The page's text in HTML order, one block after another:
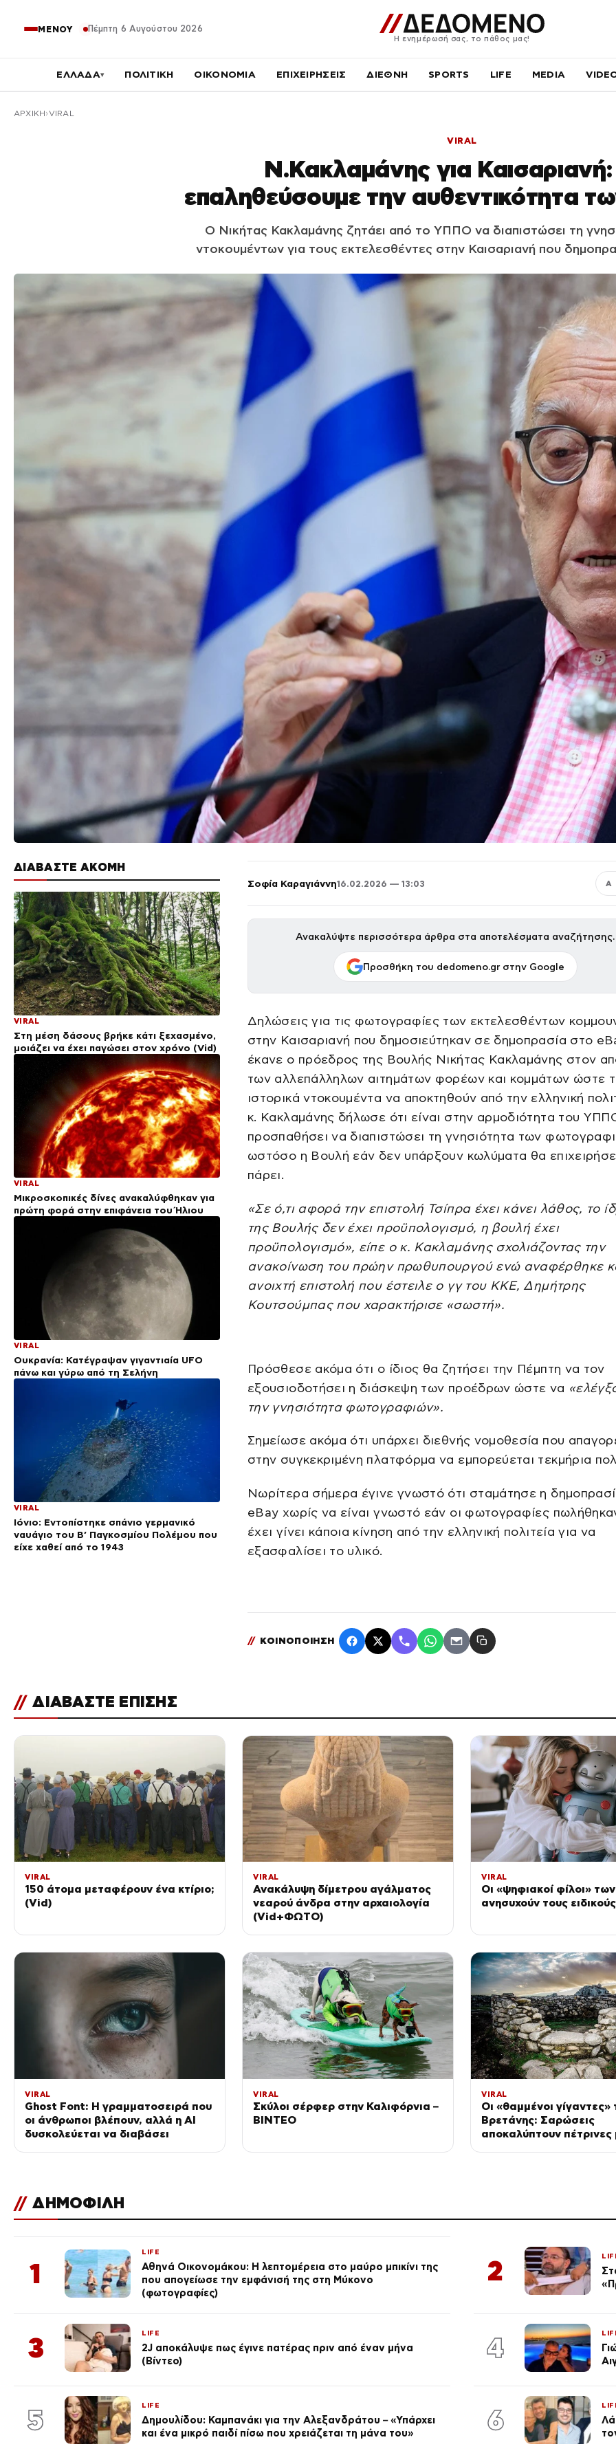
ΜΕΝΟΥ Πέμπτη 6 Αυγούστου 2026
Η ενημέρωσή σας, το πάθος μας!
ΕΛΛΑΔΑ▾ ΠΟΛΙΤΙΚΗ ΟΙΚΟΝΟΜΙΑ ΕΠΙΧΕΙΡΗΣΕΙΣ ΔΙΕΘΝΗ SPORTS LIFE MEDIA
ΑΡΧΙΚΉ VIRAL
VIRAL
Ν.Κακλαμάνης για
επαληθεύσουμε την αυθεντικότητα
Ο Νικήτας Κακλαμάνης ζητάει από το ΥΠΠΟ να διαπιστώσει τη
ντοκουμέντων για τους εκτελεσθέντες στην Καισαριανή που
ΔΙΑΒΑΣΤΕ ΑΚΟΜΗ
VIRAL
Στη μέση δάσους βρήκε κάτι ξεχασμένο,
μοιάζει να έχει παγώσει στον χρόνο (Vid)
VIRAL
Μικροσκοπικές δίνες ανακαλύφθηκαν για
πρώτη φορά στην επιφάνεια του Ήλιου
VIRAL
Ουκρανία: Κατέγραψαν γιγαντιαία UFO
πάνω και γύρω από τη Σελήνη
VIRAL
Ιόνιο: Εντοπίστηκε σπάνιο γερμανικό
ναυάγιο του Β’ Παγκοσμίου Πολέμου που
είχε χαθεί από το 1943
Σοφία Καραγιάννη16.02.2026 — 13:03 Α
Ανακαλύψτε περισσότερα άρθρα στα αποτελέσματα αναζήτησης.
Προσθήκη του dedomeno.gr στην Google
Δηλώσεις για τις φωτογραφίες των εκτελεσθέντων
στην Καισαριανή που δημοσιεύτηκαν σε δημοπρασία στο
έκανε ο πρόεδρος της Βουλής Νικήτας Κακλαμάνης στον
των αλλεπάλληλων αιτημάτων φορέων και κομμάτων ώστε
ιστορικά ντοκουμέντα να αποκτηθούν από την ελληνική
κ. Κακλαμάνης δήλωσε ότι είναι στην αρμοδιότητα του
προσπαθήσει να διαπιστώσει τη γνησιότητα των
ωστόσο η Βουλή εάν δεν υπάρξουν κωλύματα θα
πάρει.
«Σε ό,τι αφορά την επιστολή Τσίπρα έχει κάνει λάθος, το
της Βουλής δεν έχει προϋπολογισμό, η βουλή έχει
προϋπολογισμό», είπε ο κ. Κακλαμάνης σχολιάζοντας την
ανακοίνωση του πρώην πρωθυπουργού ενώ αναφέρθηκε
ανοιχτή επιστολή που έστειλε ο γγ του ΚΚΕ, Δημήτρης
Κουτσούμπας που χαρακτήρισε «σωστή».
Πρόσθεσε ακόμα ότι ο ίδιος θα ζητήσει την Πέμπτη να τον
εξουσιοδοτήσει η διάσκεψη των προέδρων ώστε να
την γνησιότητα φωτογραφιών».
Σημείωσε ακόμα ότι υπάρχει διεθνής νομοθεσία που
στην συγκεκριμένη πλατφόρμα να εμπορεύεται τεκμήρια
Νωρίτερα σήμερα έγινε γνωστό ότι σταμάτησε η
eBay χωρίς να είναι γνωστό εάν οι φωτογραφίες
έχει γίνει κάποια κίνηση από την ελληνική πολιτεία για να
εξασφαλίσει το υλικό.
// ΚΟΙΝΟΠΟΙΗΣΗ
// ΔΙΑΒΑΣΤΕ ΕΠΙΣΗΣ
VIRAL
150 άτομα μεταφέρουν ένα κτίριο;
(Vid)
VIRAL
Ανακάλυψη δίμετρου αγάλματος
νεαρού άνδρα στην αρχαιολογία
(Vid+ΦΩΤΟ)
VIRAL
Οι «ψηφιακοί φίλοι»
ανησυχούν τους ειδικούς
VIRAL
Ghost Font: Η γραμματοσειρά που
οι άνθρωποι βλέπουν, αλλά η AI
δυσκολεύεται να διαβάσει
VIRAL
Σκύλοι σέρφερ στην Καλιφόρνια –
ΒΙΝΤΕΟ
VIRAL
Οι «θαμμένοι γίγαντες»
Βρετάνης: Σαρώσεις
αποκαλύπτουν
// ΔΗΜΟΦΙΛΗ
1
LIFE
Αθηνά Οικονομάκου: Η λεπτομέρεια στο μαύρο μπικίνι της
που απογείωσε την εμφάνισή της στη Μύκονο
(φωτογραφίες)
2
3 LIFE
2J αποκάλυψε πως έγινε πατέρας πριν από έναν μήνα
(Βίντεο)
4
5 LIFE
Δημουλίδου: Καμπανάκι για την Αλεξανδράτου – «Υπάρχει
και ένα μικρό παιδί πίσω που χρειάζεται τη μάνα του»
6